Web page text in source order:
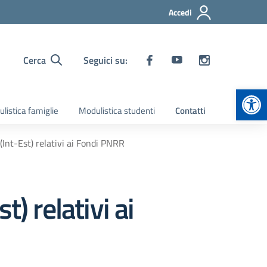
Accedi
Cerca Seguici su:
famiglie Modulistica studenti Contatti
Est) relativi ai Fondi PNRR
relativi ai